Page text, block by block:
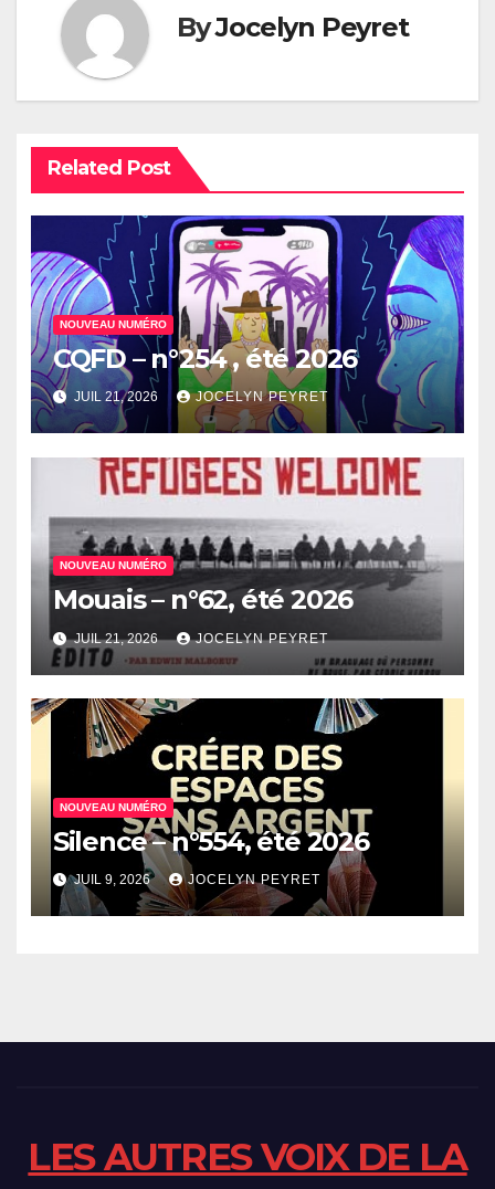
ByJocelyn Peyret
Related Post
NOUVEAU NUMÉRO
CQFD – n°254 , été 2026
JUIL 21, 2026 JOCELYN PEYRET
NOUVEAU NUMÉRO
Mouais – n°62, été 2026
JUIL 21, 2026 JOCELYN PEYRET
NOUVEAU NUMÉRO
Silence – n°554, été 2026
JUIL 9, 2026 JOCELYN PEYRET
LES AUTRES VOIX DE LA